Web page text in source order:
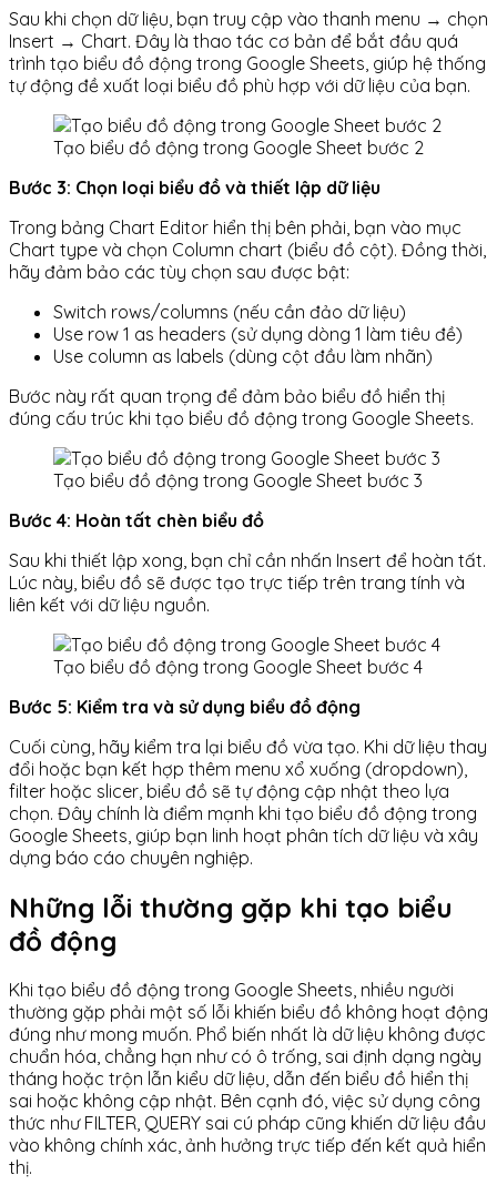
Sau khi chọn dữ liệu, bạn truy cập vào thanh menu → chọn
Insert → Chart. Đây là thao tác cơ bản để bắt đầu quá
trình tạo biểu đồ động trong Google Sheets, giúp hệ thống
tự động đề xuất loại biểu đồ phù hợp với dữ liệu của bạn.
Tạo biểu đồ động trong Google Sheet bước 2
Bước 3: Chọn loại biểu đồ và thiết lập dữ liệu
Trong bảng Chart Editor hiển thị bên phải, bạn vào mục
Chart type và chọn Column chart (biểu đồ cột). Đồng thời,
hãy đảm bảo các tùy chọn sau được bật:
Switch rows/columns (nếu cần đảo dữ liệu)
Use row 1 as headers (sử dụng dòng 1 làm tiêu đề)
Use column as labels (dùng cột đầu làm nhãn)
Bước này rất quan trọng để đảm bảo biểu đồ hiển thị
đúng cấu trúc khi tạo biểu đồ động trong Google Sheets.
Tạo biểu đồ động trong Google Sheet bước 3
Bước 4: Hoàn tất chèn biểu đồ
Sau khi thiết lập xong, bạn chỉ cần nhấn Insert để hoàn tất.
Lúc này, biểu đồ sẽ được tạo trực tiếp trên trang tính và
liên kết với dữ liệu nguồn.
Tạo biểu đồ động trong Google Sheet bước 4
Bước 5: Kiểm tra và sử dụng biểu đồ động
Cuối cùng, hãy kiểm tra lại biểu đồ vừa tạo. Khi dữ liệu thay
đổi hoặc bạn kết hợp thêm menu xổ xuống (dropdown),
filter hoặc slicer, biểu đồ sẽ tự động cập nhật theo lựa
chọn. Đây chính là điểm mạnh khi tạo biểu đồ động trong
Google Sheets, giúp bạn linh hoạt phân tích dữ liệu và xây
dựng báo cáo chuyên nghiệp.
Những lỗi thường gặp khi tạo biểu
đồ động
Khi tạo biểu đồ động trong Google Sheets, nhiều người
thường gặp phải một số lỗi khiến biểu đồ không hoạt động
đúng như mong muốn. Phổ biến nhất là dữ liệu không được
chuẩn hóa, chẳng hạn như có ô trống, sai định dạng ngày
tháng hoặc trộn lẫn kiểu dữ liệu, dẫn đến biểu đồ hiển thị
sai hoặc không cập nhật. Bên cạnh đó, việc sử dụng công
thức như FILTER, QUERY sai cú pháp cũng khiến dữ liệu đầu
vào không chính xác, ảnh hưởng trực tiếp đến kết quả hiển
thị.